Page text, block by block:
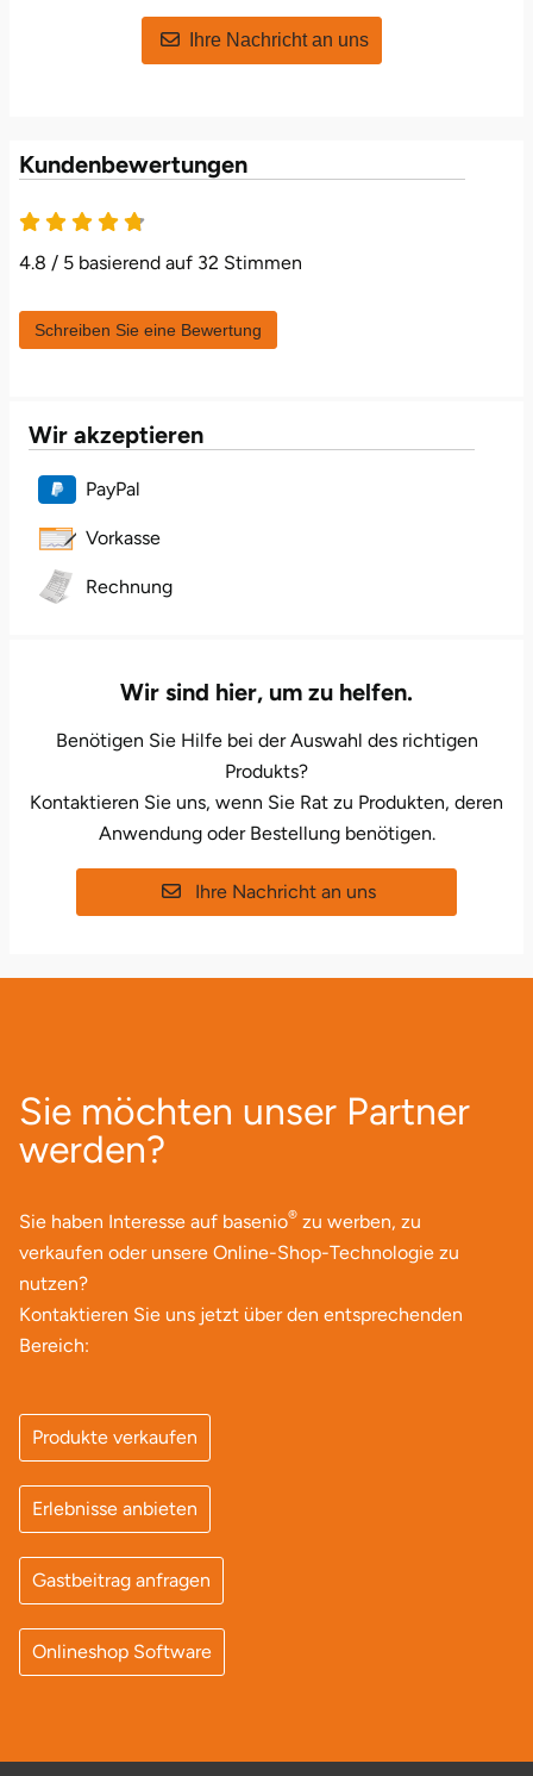
Ihre Nachricht an uns
Kundenbewertungen
4.8 / 5 basierend auf 32 Stimmen
Schreiben Sie eine Bewertung
Wir akzeptieren
PayPal
Vorkasse
Rechnung
Wir sind hier, um zu helfen.
Benötigen Sie Hilfe bei der Auswahl des richtigen
Produkts?
Kontaktieren Sie uns, wenn Sie Rat zu Produkten, deren
Anwendung oder Bestellung benötigen.
Ihre Nachricht an uns
Sie möchten unser Partner
werden?
Sie haben Interesse auf basenio® zu werben, zu
verkaufen oder unsere Online-Shop-Technologie zu
nutzen?
Kontaktieren Sie uns jetzt über den entsprechenden
Bereich:
Produkte verkaufen
Erlebnisse anbieten
Gastbeitrag anfragen
Onlineshop Software
Fürstenfeldbruck
Gera
Gersfeld
Göppingen
Görlitz
Hannover
Haßfurt
Heidenheim
Heilbronn
Herzogenaurach
Herzogtum Lauenburg
Homburg
Horb am Neckar
Ibbenbüren
Jena
Jerichower Land
Kamp-Lintfort
Karlsruhe
Kempten